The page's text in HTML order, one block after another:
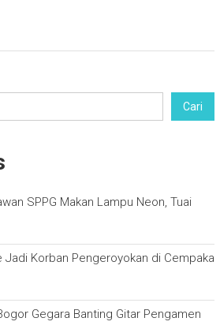
Cari
SPPG Makan Lampu Neon, Tuai
Jadi Korban Pengeroyokan di Cempaka
Gegara Banting Gitar Pengamen